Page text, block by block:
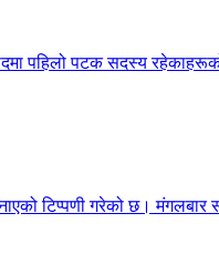
पहिलो पटक सदस्य
टिप्पणी गरेको छ।